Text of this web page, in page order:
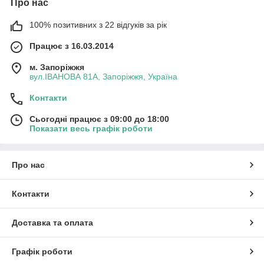
Про нас
100% позитивних з 22 відгуків за рік
Працює з 16.03.2014
м. Запоріжжя
вул.ІВАНОВА 81А, Запоріжжя, Україна
Контакти
Сьогодні працює з 09:00 до 18:00
Показати весь графік роботи
Про нас
Контакти
Доставка та оплата
Графік роботи